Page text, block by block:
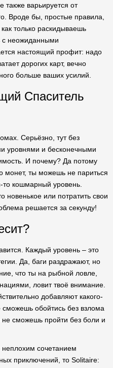
также варьируется от
Вроде бы, простые правила,
только раскидываешь
с неожиданными
настоящий профит: надо
дорогих карт, вечно
больше ваших усилий.
Спаситель
Серьёзно, тут без
уровнями и бесконечными
И почему? Да потому
монет, ты можешь не париться
то кошмарный уровень.
новенькое или потратить свои
решается за секунду!
Каждый уровень – это
Да, баги раздражают, но
что ты на рыбной ловле,
ловит твоё внимание.
добавляют какого-
обойтись без взлома
сможешь пройти без боли и
неплохим сочетанием
приключений, то Solitaire: